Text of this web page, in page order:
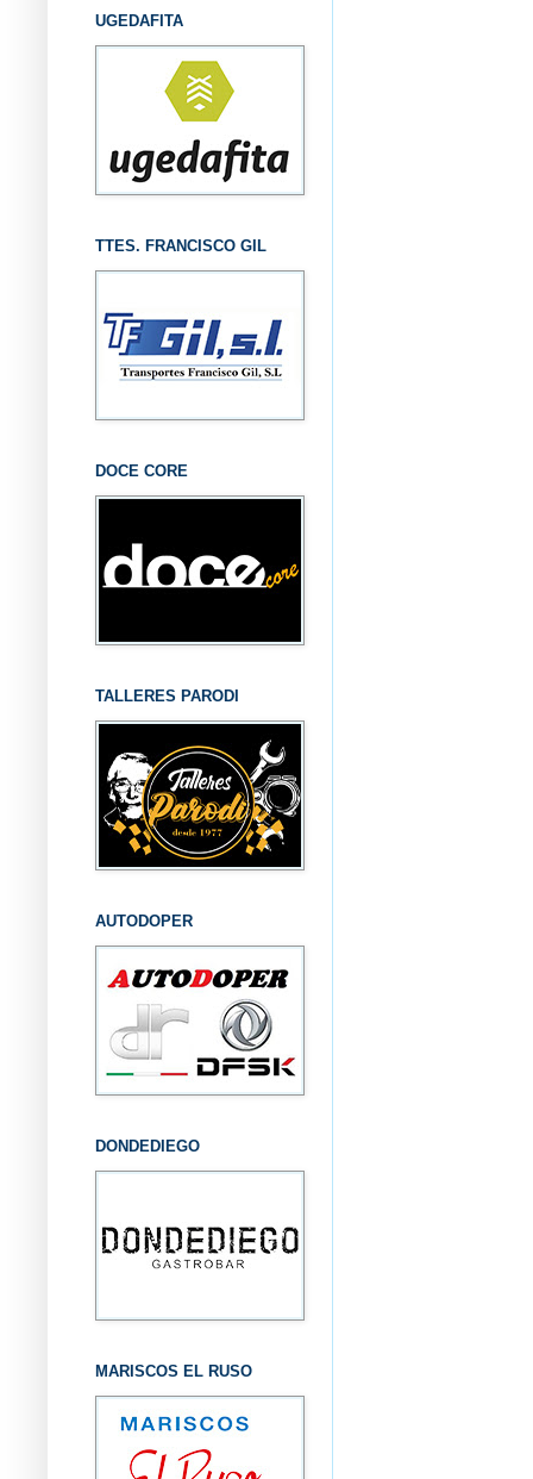
UGEDAFITA
TTES. FRANCISCO GIL
DOCE CORE
TALLERES PARODI
AUTODOPER
DONDEDIEGO
MARISCOS EL RUSO